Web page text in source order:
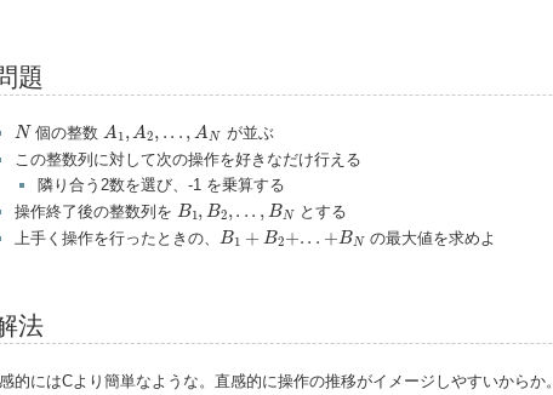
題
N
N個の整数 A 1, A2, . . . , A N
A1 A2
が並ぶ
この整数列に対して次の操作を好きなだけ行える
隣り合う2数を選び、-1 を乗算する
操作終了後の整数列を B1, B2,. . . , BN
B1 B2 N
とする
上手く操作を行ったときの、 B1 + B2+. . . +BN
B1 +B 2+ . N の最大値を求めよ
法
的にはCより簡単なような。直感的に操作の推移がイメージしやすいからか。